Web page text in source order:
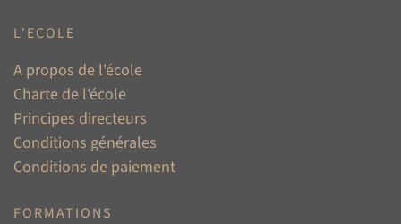
L'ECOLE
A propos de l'école
Charte de l'école
Principes directeurs
Conditions générales
Conditions de paiement
FORMATIONS